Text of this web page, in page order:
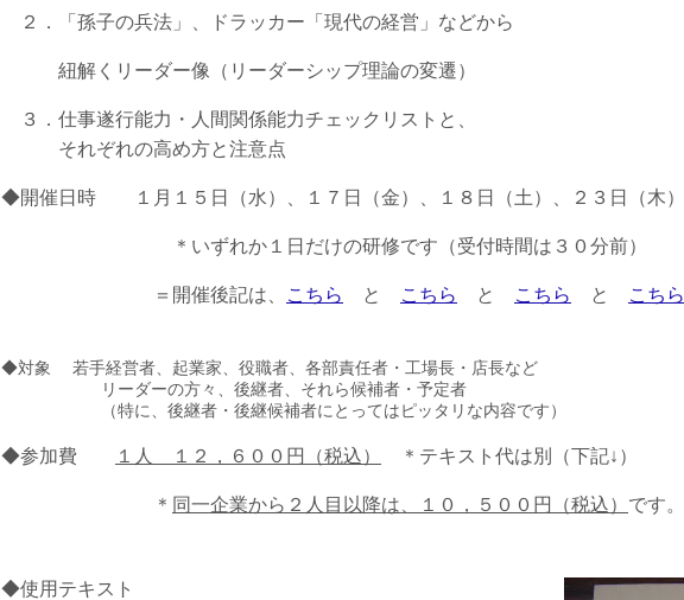
２．「孫子の兵法」、ドラッカー「現代の経営」などから
紐解くリーダー像（リーダーシップ理論の変遷）
３．仕事遂行能力・人間関係能力チェックリストと、
それぞれの高め方と注意点
◆開催日時 １月１５日（水）、１７日（金）、１８日（土）、２３日（木）
＊いずれか１日だけの研修です（受付時間は３０分前）
＝開催後記は、 こちら と こちら と こちら と こちら
◆対象 若手経営者、起業家、役職者、各部責任者・工場長・店長など
リーダーの方々、後継者、それら候補者・予定者
（特に、後継者・後継候補者にとってはピッタリな内容です）
◆参加費 １人 １２，６００円（税込） ＊テキスト代は別（下記↓）
＊ 同一企業から２人目以降は、１０，５００円（税込） です。
◆使用テキスト